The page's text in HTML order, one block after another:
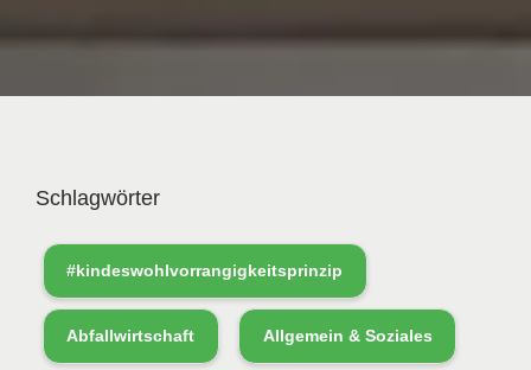
Schlagwörter
#kindeswohlvorrangigkeitsprinzip
Abfallwirtschaft Allgemein & Soziales